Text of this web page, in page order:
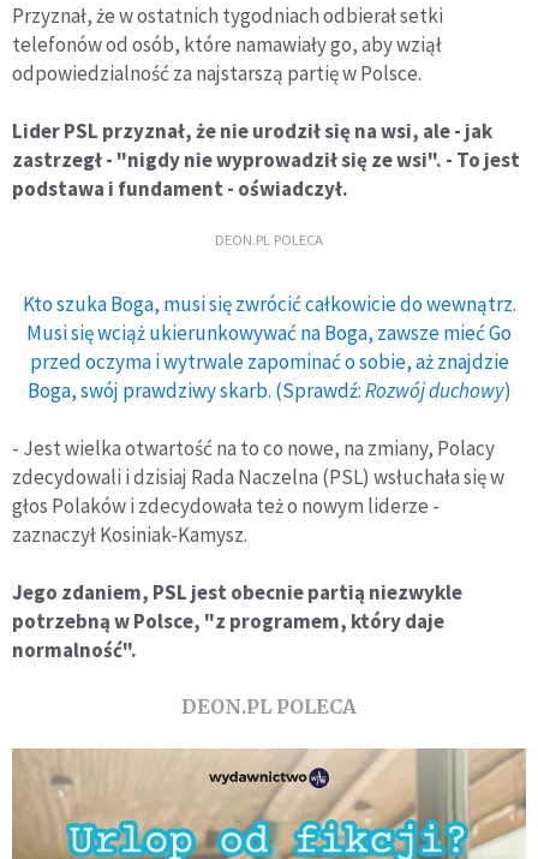
Przyznał, że w ostatnich tygodniach odbierał setki
telefonów od osób, które namawiały go, aby wziął
odpowiedzialność za najstarszą partię w Polsce.
Lider PSL przyznał, że nie urodził się na wsi, ale - jak
zastrzegł - "nigdy nie wyprowadził się ze wsi". - To jest
podstawa i fundament - oświadczył.
DEON.PL POLECA
Kto szuka Boga, musi się zwrócić całkowicie do wewnątrz.
Musi się wciąż ukierunkowywać na Boga, zawsze mieć Go
przed oczyma i wytrwale zapominać o sobie, aż znajdzie
Boga, swój prawdziwy skarb. (Sprawdź:Rozwój duchowy)
- Jest wielka otwartość na to co nowe, na zmiany, Polacy
zdecydowali i dzisiaj Rada Naczelna (PSL) wsłuchała się w
głos Polaków i zdecydowała też o nowym liderze -
zaznaczył Kosiniak-Kamysz.
Jego zdaniem, PSL jest obecnie partią niezwykle
potrzebną w Polsce, "z programem, który daje
normalność".
DEON.PL POLECA